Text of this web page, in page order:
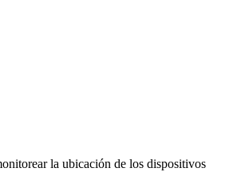
la ubicación de los dispositivos